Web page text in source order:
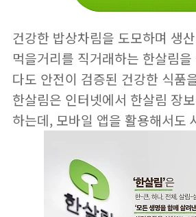
건강한 밥상차림을 도모하며 생
먹을거리를 직거래하는 한살림을
다도 안전이 검증된 건강한 식품
한살림은 인터넷에서 한살림 장
하는데, 모바일 앱을 활용해서도